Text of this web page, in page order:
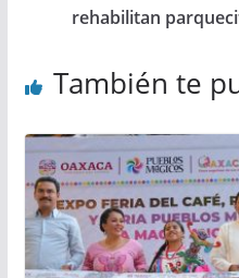
rehabilitan
También te